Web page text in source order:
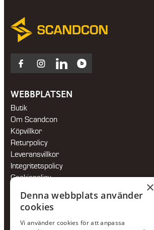
Facebook
Instagram
LinkedInBlocket
WEBBPLATSEN
Butik
Om Scandcon
Köpvillkor
Returpolicy
Leveransvillkor
Integritetspolicy
Cookiepolicy
×
Denna webbplats använder
cookies
Vi använder cookies för att anpassa